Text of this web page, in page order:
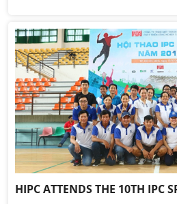
HIPC ATTENDS THE 10TH IPC